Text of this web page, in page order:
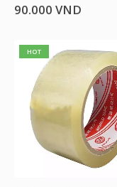
90.000 VND
HOT